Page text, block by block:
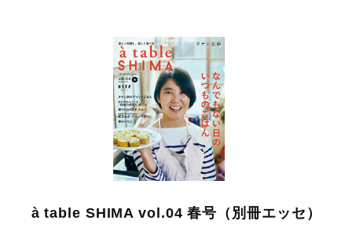
à table SHIMA vol.04 春号（別冊エッセ）